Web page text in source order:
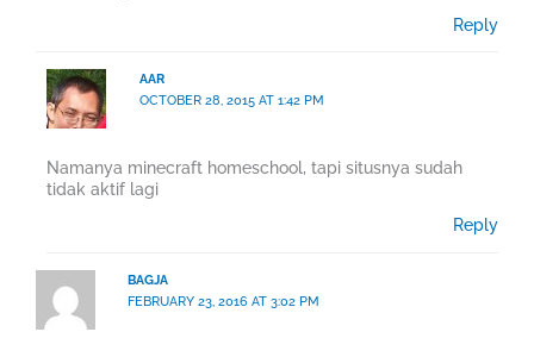
Reply
AAR
OCTOBER 28, 2015 AT 1:42 PM
Namanya minecraft homeschool, tapi situsnya sudah
tidak aktif lagi
Reply
BAGJA
FEBRUARY 23, 2016 AT 3:02 PM